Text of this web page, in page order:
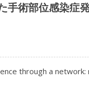
手術部位感染症
through a